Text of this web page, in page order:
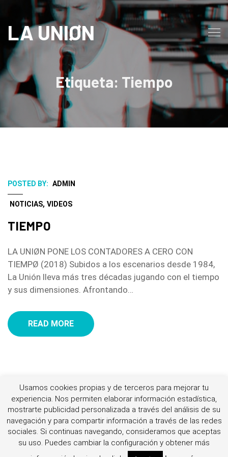
LA UNIØN
Etiqueta: Tiempo
POSTED BY: ADMIN
NOTICIAS, VIDEOS
TIEMPO
LA UNIØN PONE LOS CONTADORES A CERO CON
TIEMPØ (2018) Subidos a los escenarios desde 1984,
La Unión lleva más tres décadas jugando con el tiempo
y sus dimensiones. Afrontando…
READ MORE
© By Jellythemes 2021
Usamos cookies propias y de terceros para mejorar tu
experiencia. Nos permiten elaborar información estadística,
mostrarte publicidad personalizada a través del análisis de su
navegación y para compartir información a través de las redes
sociales. Si continuas navegando, consideramos que aceptas
su uso. Puedes cambiar la configuración y obtener más